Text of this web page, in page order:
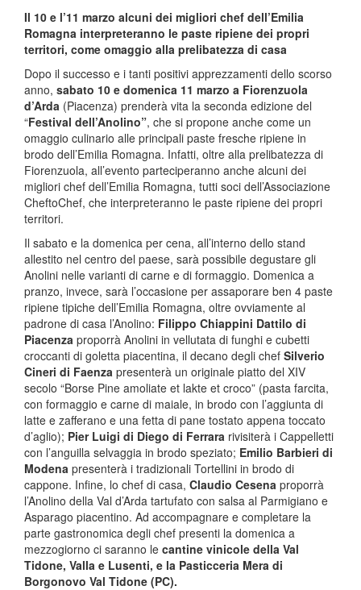
Il 10 e l’11 marzo alcuni dei migliori chef dell’Emilia
Romagna interpreteranno le paste ripiene dei propri
territori, come omaggio alla prelibatezza di casa
Dopo il successo e i tanti positivi apprezzamenti dello scorso
anno, sabato 10 e domenica 11 marzo a Fiorenzuola
d’Arda (Piacenza) prenderà vita la seconda edizione del
“Festival dell’Anolino”, che si propone anche come un
omaggio culinario alle principali paste fresche ripiene in
brodo dell’Emilia Romagna. Infatti, oltre alla prelibatezza di
Fiorenzuola, all’evento parteciperanno anche alcuni dei
migliori chef dell’Emilia Romagna, tutti soci dell’Associazione
CheftoChef, che interpreteranno le paste ripiene dei propri
territori.
Il sabato e la domenica per cena, all’interno dello stand
allestito nel centro del paese, sarà possibile degustare gli
Anolini nelle varianti di carne e di formaggio. Domenica a
pranzo, invece, sarà l’occasione per assaporare ben 4 paste
ripiene tipiche dell’Emilia Romagna, oltre ovviamente al
padrone di casa l’Anolino: Filippo Chiappini Dattilo di
Piacenza proporrà Anolini in vellutata di funghi e cubetti
croccanti di goletta piacentina, il decano degli chef Silverio
Cineri di Faenza presenterà un originale piatto del XIV
secolo “Borse Pine amoliate et lakte et croco” (pasta farcita,
con formaggio e carne di maiale, in brodo con l’aggiunta di
latte e zafferano e una fetta di pane tostato appena toccato
d’aglio); Pier Luigi di Diego di Ferrara rivisiterà i Cappelletti
con l’anguilla selvaggia in brodo speziato; Emilio Barbieri di
Modena presenterà i tradizionali Tortellini in brodo di
cappone. Infine, lo chef di casa, Claudio Cesena proporrà
l’Anolino della Val d’Arda tartufato con salsa al Parmigiano e
Asparago piacentino. Ad accompagnare e completare la
parte gastronomica degli chef presenti la domenica a
mezzogiorno ci saranno le cantine vinicole della Val
Tidone, Valla e Lusenti, e la Pasticceria Mera di
Borgonovo Val Tidone (PC).